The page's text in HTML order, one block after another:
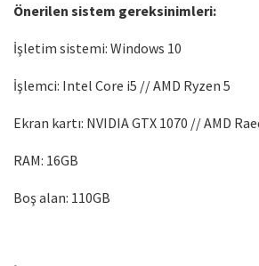
Önerilen sistem gereksinimleri:
İşletim sistemi: Windows 10
İşlemci: Intel Core i5 // AMD Ryzen 5
Ekran kartı: NVIDIA GTX 1070 // AMD
RAM: 16GB
Boş alan: 110GB